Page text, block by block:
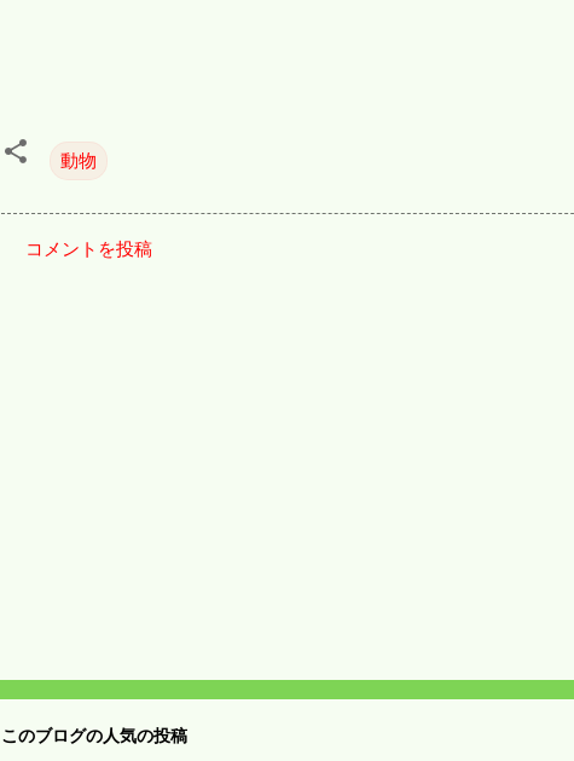
動物
コメントを投稿
このブログの人気の投稿